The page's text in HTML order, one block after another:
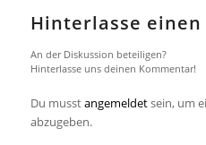
Hinterlasse
An der Diskussion beteiligen?
Hinterlasse uns deinen Kommentar!
Du musstangemeldetsein, um
abzugeben.